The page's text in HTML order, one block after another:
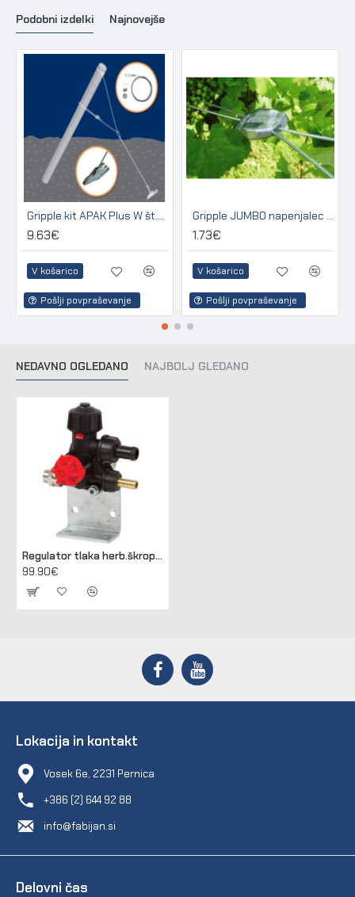
Podobni izdelki Najnovejše
Gripple kit APAK Plus W št.3 za sidranje lesenih in betonskih stebrov
9.63€
V košarico
Pošlji povpraševanje
Gripple JUMBO napenjalec za žico 2,50 - 3,15 mm (pakir. 20 kos)
1.73€
V košarico
Pošlji povpraševanje
NEDAVNO OGLEDANO NAJBOLJ GLEDANO
Regulator tlaka herb.škrop. VR 20S brez manometra
99.90€
Lokacija in kontakt
Vosek 6e, 2231 Pernica
+386 (2) 644 92 88
info@fabijan.si
Delovni čas